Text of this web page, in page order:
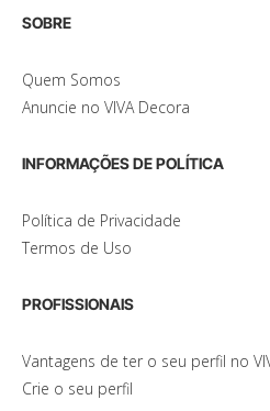
SOBRE
Quem Somos
Anuncie no VIVA Decora
INFORMAÇÕES DE POLÍTICA
Política de Privacidade
Termos de Uso
PROFISSIONAIS
Vantagens de ter o seu perfil no
Crie o seu perfil